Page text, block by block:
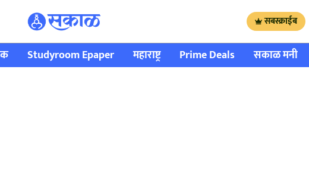
सबस्क्राईब
Studyroom Epaper महाराष्ट्र Prime Deals सकाळ मनी